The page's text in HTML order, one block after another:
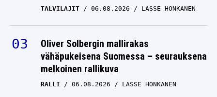
TALVILAJIT 06.08.2026 LASSE HONKANEN
Oliver Solbergin mallirakas
vähäpukeisena Suomessa – seurauksena
melkoinen rallikuva
RALLI 06.08.2026 LASSE HONKANEN